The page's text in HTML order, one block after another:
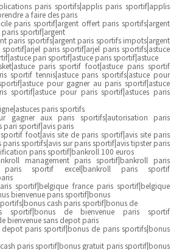
paris sportifs|applis paris sportif|applis
a faire des paris
paris sportif|argent offert paris sportifs|argent
sportif|argent
paris sportifs|argent paris sportifs impots|argent
paris sportif|arjel paris sportifs|astuce
pari sportif|astuce paris sportif|astuce
paris sportif foot|astuce paris sportif
sportif tennis|astuce paris sportifs|astuce pour
pour gagner au paris sportif|astuce
sportif|astuce pour paris sportif|astuces paris
paris sportifs
gagner aux paris sportifs|autorisation paris
pari sportif|avis paris
foot|avis site de paris sportif|avis site paris
paris sportifs|avis sur paris sportif|avis tipster paris
paris sportif|bankroll 100 euros
management paris sportif|bankroll paris
paris sportif excel|bankroll paris sportif
sportif|belgique france paris sportif|belgique
bienvenue paris sportif|bonus
cash paris sportif|bonus de
sportif|bonus de bienvenue paris sportif
bienvenue sans depot paris
paris sportif|bonus de paris sportifs|bonus
paris sportif|bonus gratuit paris sportif|bonus